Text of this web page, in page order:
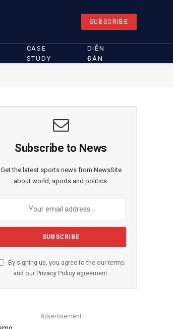
SUBSCRIBE
CASE
STUDY
DIỄN
ĐÀN
Subscribe to News
Get the latest sports news from NewsSite
about world, sports and politics.
By signing up, you agree to the our terms
and our Privacy Policyagreement.
Advertisement